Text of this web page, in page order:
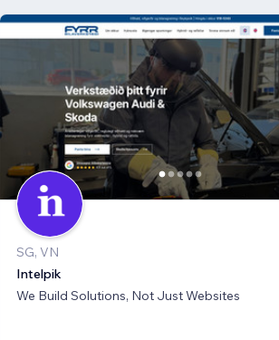
SG, VN
Intelpik
We Build Solutions, Not Just Websites